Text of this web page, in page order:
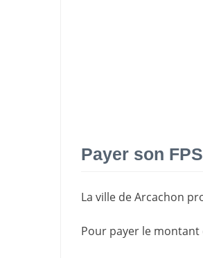
Payer son FPS
La ville de Arcachon
Pour payer le montant